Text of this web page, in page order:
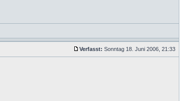
Verfasst: Sonntag 18. Juni 2006, 21:33